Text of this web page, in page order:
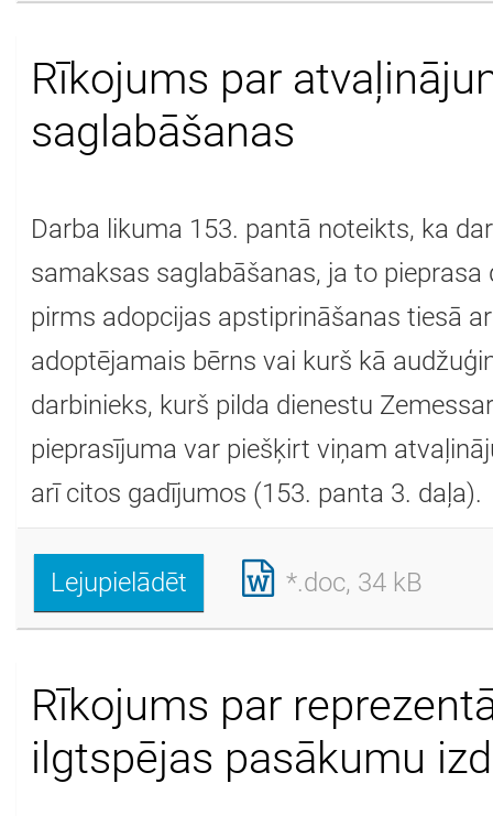
Rīkojums par
saglabāšanas
Darba likuma 153. pantā noteikts, ka
samaksas saglabāšanas, ja to
pirms adopcijas apstiprināšanas tiesā
adoptējamais bērns vai kurš kā
darbinieks, kurš pilda dienestu
pieprasījuma var piešķirt viņam
arī citos gadījumos (153. panta 3. daļa).
Lejupielādēt *.doc, 34 kB
Rīkojums par
ilgtspējas pasākumu